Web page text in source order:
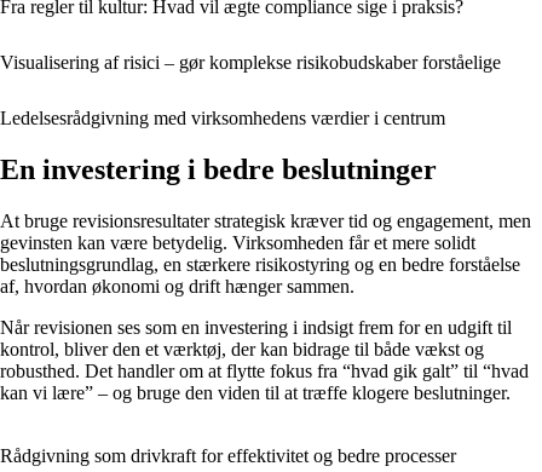
Fra regler til kultur: Hvad vil ægte compliance sige i praksis?
Visualisering af risici – gør komplekse risikobudskaber forståelige
Ledelsesrådgivning med virksomhedens værdier i centrum
En investering i bedre beslutninger
At bruge revisionsresultater strategisk kræver tid og engagement, men
gevinsten kan være betydelig. Virksomheden får et mere solidt
beslutningsgrundlag, en stærkere risikostyring og en bedre forståelse
af, hvordan økonomi og drift hænger sammen.
Når revisionen ses som en investering i indsigt frem for en udgift til
kontrol, bliver den et værktøj, der kan bidrage til både vækst og
robusthed. Det handler om at flytte fokus fra “hvad gik galt” til “hvad
kan vi lære” – og bruge den viden til at træffe klogere beslutninger.
Rådgivning som drivkraft for effektivitet og bedre processer